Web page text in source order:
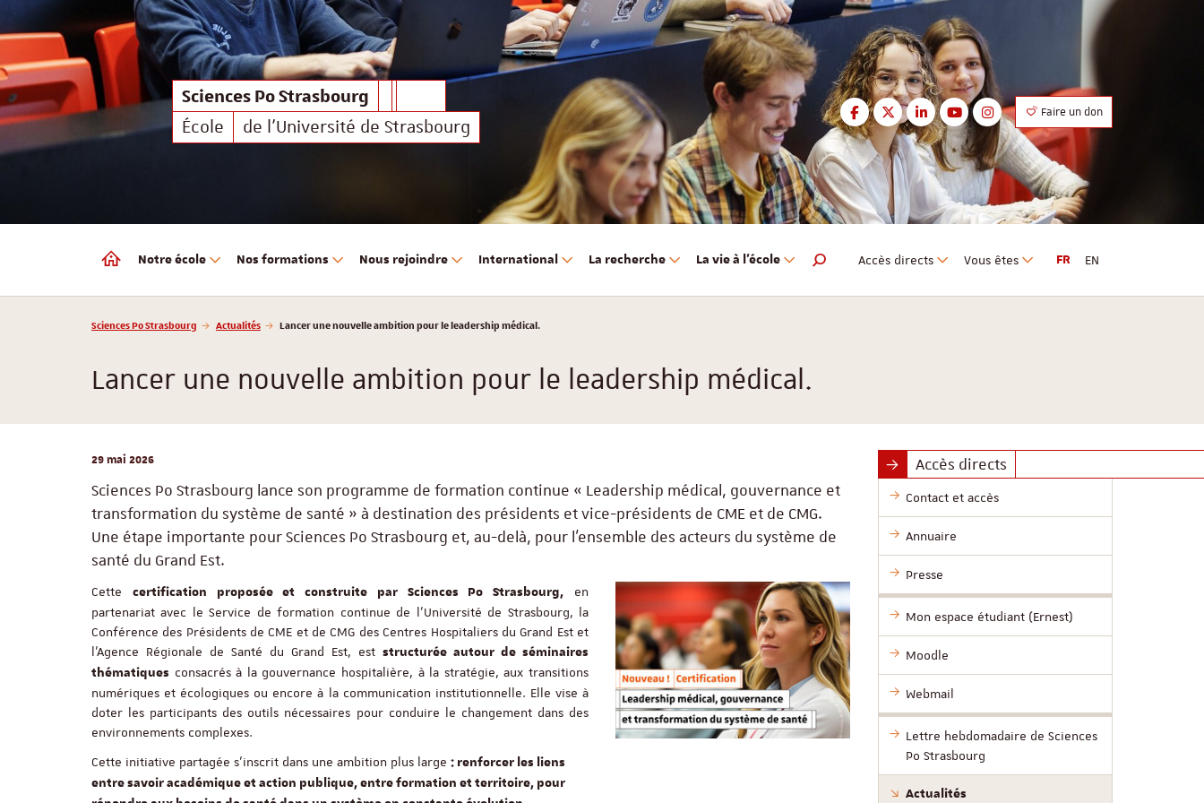
Sciences Po Strasbourg
École de l'Université de Strasbourg Facebook
TwitterLinkedInYoutubeInstagram
Faire un don
Sciences Po Strasbourg
Notre école Nos formations Nous rejoindre International La recherche La vie à l'école
Moteur de recherche
Accès directs Vous êtes FR EN
Sciences Po Strasbourg Facebook YoutubeInstagram
Vous êtes ici :
Sciences Po Strasbourg Actualités Lancer une nouvelle ambition pour le leadership médical.
Lancer une nouvelle ambition pour le leadership médical.
29 mai 2026
Sciences Po Strasbourg lance son programme de formation continue « Leadership médical, gouvernance et
transformation du système de santé » à destination des présidents et vice-présidents de CME et de CMG.
Une étape importante pour Sciences Po Strasbourg et, au-delà, pour l’ensemble des acteurs du système de
santé du Grand Est.
Cette certification proposée et construite par Sciences Po Strasbourg, en
partenariat avec le Service de formation continue de l’Université de Strasbourg, la
Conférence des Présidents de CME et de CMG des Centres Hospitaliers du Grand Est et
l’Agence Régionale de Santé du Grand Est, est structurée autour de séminaires
thématiques consacrés à la gouvernance hospitalière, à la stratégie, aux transitions
numériques et écologiques ou encore à la communication institutionnelle. Elle vise à
doter les participants des outils nécessaires pour conduire le changement dans des
environnements complexes.
Cette initiative partagée s’inscrit dans une ambition plus large : renforcer les liens
entre savoir académique et action publique, entre formation et territoire, pour
Accès directs
Contact et accès
Annuaire
Presse
Mon espace étudiant (Ernest)
Moodle
Webmail
Lettre hebdomadaire de Sciences
Po Strasbourg
Actualités